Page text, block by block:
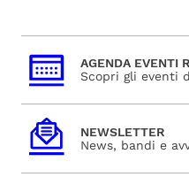
AGENDA EVENTI
Scopri gli eventi
NEWSLETTER
News, bandi e